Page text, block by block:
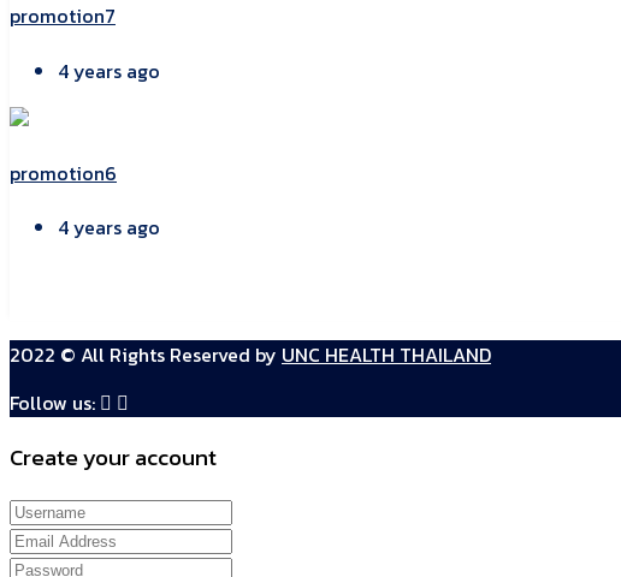
promotion7
4 years ago
promotion6
4 years ago
2022 © All Rights Reserved by UNC HEALTH THAILAND
Follow us:
Create your account